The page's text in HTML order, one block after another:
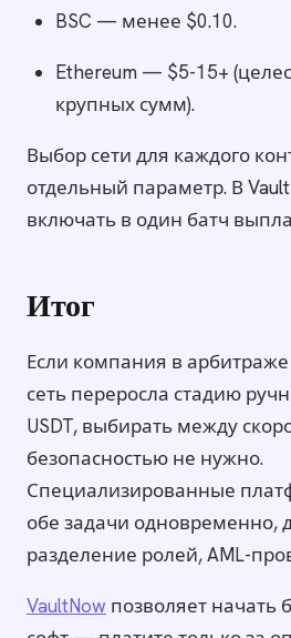
BSC — менее $0.10.
Ethereum — $5-15+
крупных сумм).
Выбор сети для каждого
отдельный параметр. В
включать в один батч
Итог
Если компания в
сеть переросла стадию
USDT, выбирать между
безопасностью не нужно.
Специализированные
обе задачи одновременно,
разделение ролей, AML-
VaultNow позволяет начать